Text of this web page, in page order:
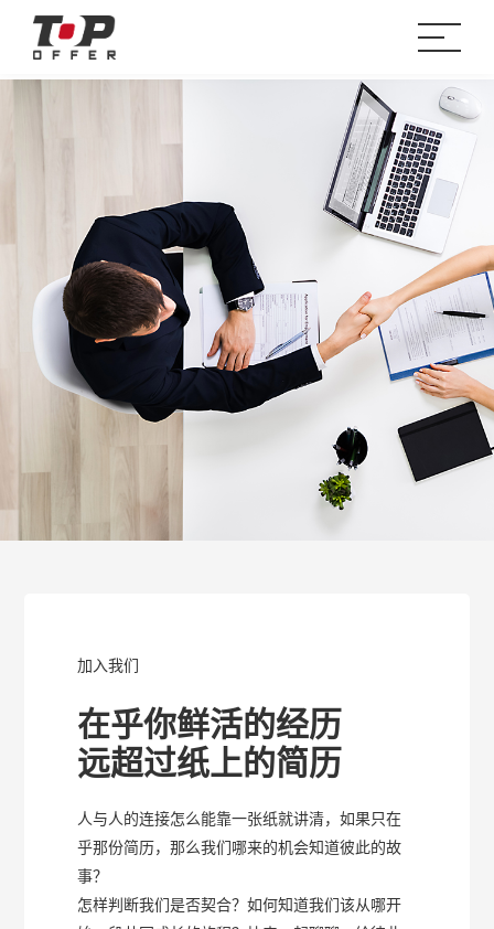
加入我们
在乎你鲜活的经历
远超过纸上的简历
⼈与⼈的连接怎么能靠⼀张纸就讲清，如果只在
乎那份简历，那么我们哪来的机会知道彼此的故
事？
怎样判断我们是否契合？如何知道我们该从哪开